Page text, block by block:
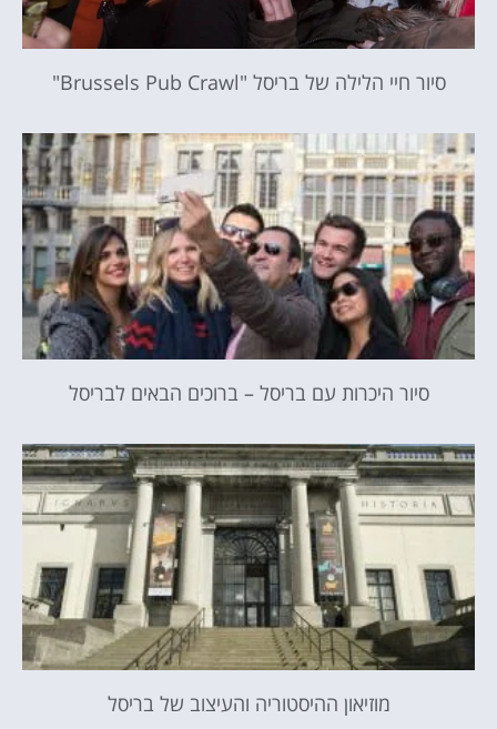
סיור חיי הלילה של בריסל "Brussels Pub Crawl"
סיור היכרות עם בריסל – ברוכים הבאים לבריסל
מוזיאון ההיסטוריה והעיצוב של בריסל